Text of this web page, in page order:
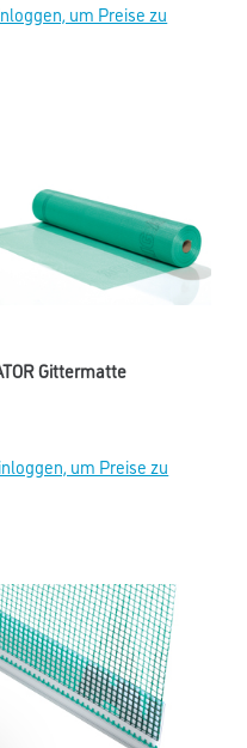
um Preise zu
Gittermatte
um Preise zu